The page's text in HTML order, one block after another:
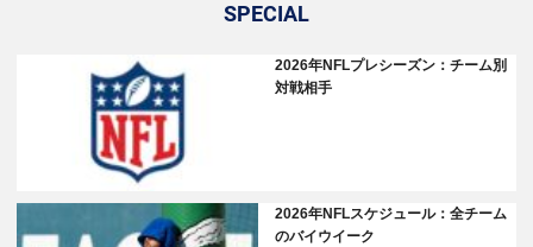
SPECIAL
2026年NFLプレシーズン：チーム別
対戦相手
2026年NFLスケジュール：全チーム
のバイウイーク